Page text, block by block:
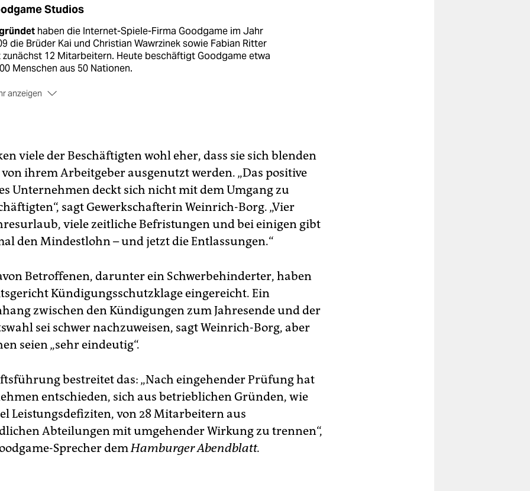
Studios
haben die Internet-Spiele-Firma Goodgame im Jahr
die Brüder Kai und Christian Wawrzinek sowie Fabian Ritter
zunächst 12 Mitarbeitern. Heute beschäftigt Goodgame etwa
Menschen aus 50 Nationen.
anzeigen
betreibt mehr als zehn Online-Spiele in 25 Sprachen
hat über 270 Millionen registrierte Nutzer
Betriebsratin einem Unternehmen dieser Größe besteht
viele der Beschäftigten wohl eher, dass sie sich blenden
ihrem Arbeitgeber ausgenutzt werden. „Das positive
Unternehmen deckt sich nicht mit dem Umgang zu
sagt Gewerkschafterin Weinrich-Borg. „Vier
viele zeitliche Befristungen und bei einigen gibt
den Mindestlohn – und jetzt die Entlassungen.“
Betroffenen, darunter ein Schwerbehinderter, haben
Kündigungsschutzklage eingereicht. Ein
zwischen den Kündigungen zum Jahresende und der
sei schwer nachzuweisen, sagt Weinrich-Borg, aber
seien „sehr eindeutig“.
bestreitet das: „Nach eingehender Prüfung hat
entschieden, sich aus betrieblichen Gründen, wie
Leistungsdefiziten, von 28 Mitarbeitern aus
Abteilungen mit umgehender Wirkung zu trennen“,
Sprecher demHamburger Abendblatt.